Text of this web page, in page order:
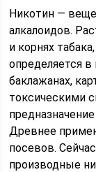
Никотин —
алкалоидов.
и корнях
определяется
баклажанах,
токсическими
Древнее
посевов.
производные